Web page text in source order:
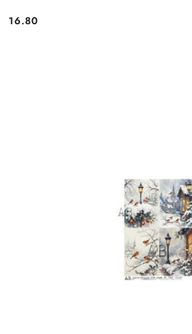
Cena:
16.80